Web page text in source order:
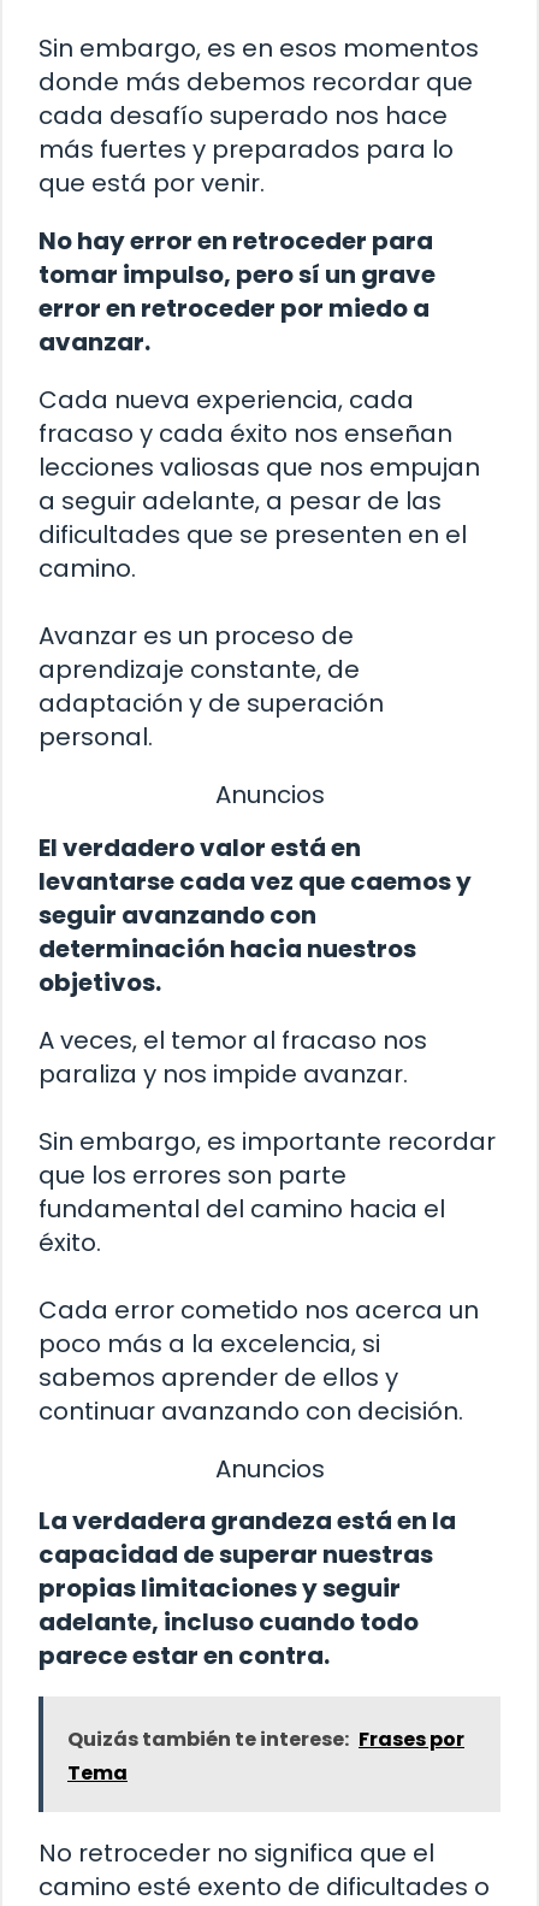
Sin embargo, es en esos momentos
donde más debemos recordar que
cada desafío superado nos hace
más fuertes y preparados para lo
que está por venir.
No hay error en retroceder para
tomar impulso, pero sí un grave
error en retroceder por miedo a
avanzar.
Cada nueva experiencia, cada
fracaso y cada éxito nos enseñan
lecciones valiosas que nos empujan
a seguir adelante, a pesar de las
dificultades que se presenten en el
camino.
Avanzar es un proceso de
aprendizaje constante, de
adaptación y de superación
personal.
Anuncios
El verdadero valor está en
levantarse cada vez que caemos y
seguir avanzando con
determinación hacia nuestros
objetivos.
A veces, el temor al fracaso nos
paraliza y nos impide avanzar.
Sin embargo, es importante recordar
que los errores son parte
fundamental del camino hacia el
éxito.
Cada error cometido nos acerca un
poco más a la excelencia, si
sabemos aprender de ellos y
continuar avanzando con decisión.
Anuncios
La verdadera grandeza está en la
capacidad de superar nuestras
propias limitaciones y seguir
adelante, incluso cuando todo
parece estar en contra.
Quizás también te interese: Frases por
Tema
No retroceder no significa que el
camino esté exento de dificultades o